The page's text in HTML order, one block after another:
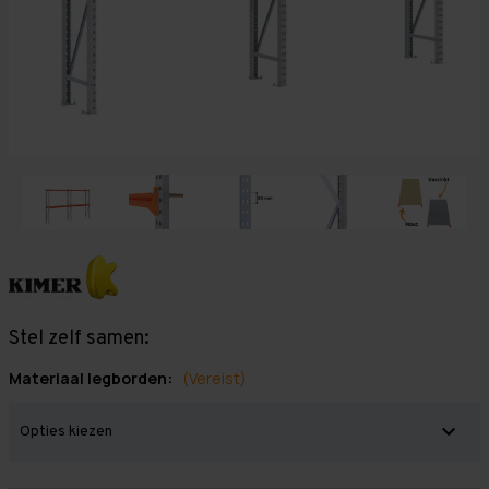
Stel zelf samen:
Materiaal legborden: (Vereist)